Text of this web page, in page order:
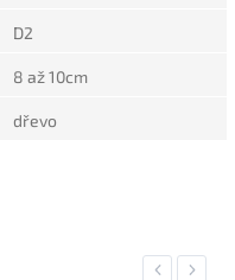
D2
8 až 10cm
dřevo
Previous
Next